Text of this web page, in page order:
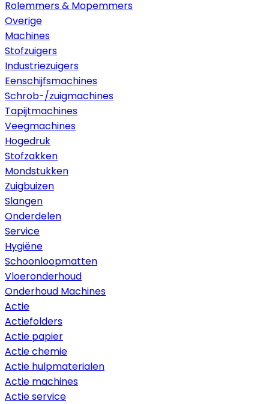
Rolemmers & Mopemmers
Overige
Machines
Stofzuigers
Industriezuigers
Eenschijfsmachines
Schrob-/zuigmachines
Tapijtmachines
Veegmachines
Hogedruk
Stofzakken
Mondstukken
Zuigbuizen
Slangen
Onderdelen
Service
Hygiëne
Schoonloopmatten
Vloeronderhoud
Onderhoud Machines
Actie
Actiefolders
Actie papier
Actie chemie
Actie hulpmaterialen
Actie machines
Actie service